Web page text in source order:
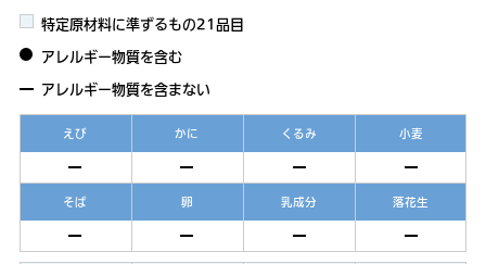
特定原材料に準ずるもの21品目
アレルギー物質を含む
アレルギー物質を含まない
えび かに くるみ 小麦
そば 卵 乳成分 落花生